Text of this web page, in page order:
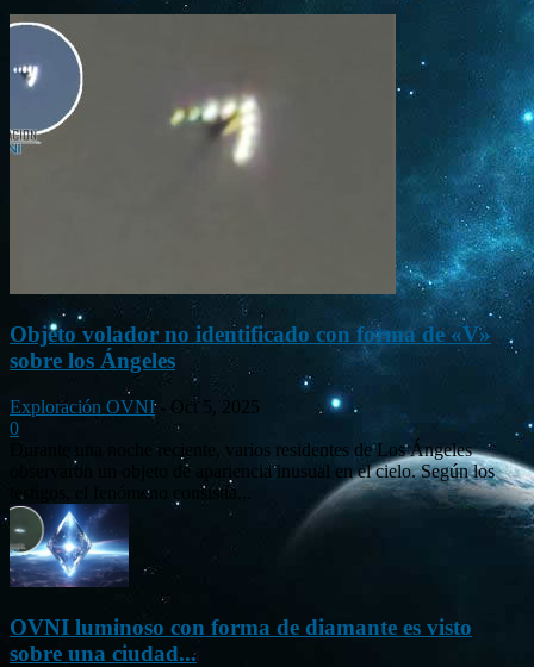
Objeto volador no identificado con forma de «V»
sobre los Ángeles
Exploración OVNI - Oct 5, 2025
0
Durante una noche reciente, varios residentes de Los Ángeles
observaron un objeto de apariencia inusual en el cielo. Según los
testigos, el fenómeno consistía...
OVNI luminoso con forma de diamante es visto
sobre una ciudad...